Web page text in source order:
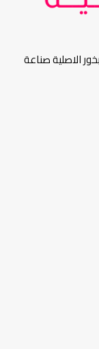
الاصلية صناعة